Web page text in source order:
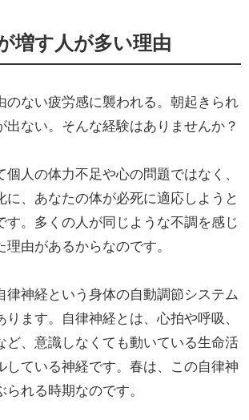
増す人が多い理由
のない疲労感に襲われる。朝起きられ
出ない。そんな経験はありませんか？
人の体力不足や心の問題ではなく、
に、あなたの体が必死に適応しようと
す。多くの人が同じような不調を感じ
由があるからなのです。
律神経という身体の自動調節システム
ます。自律神経とは、心拍や呼吸、
ど、意識しなくても動いている生命活
している神経です。春は、この自律神
れる時期なのです。